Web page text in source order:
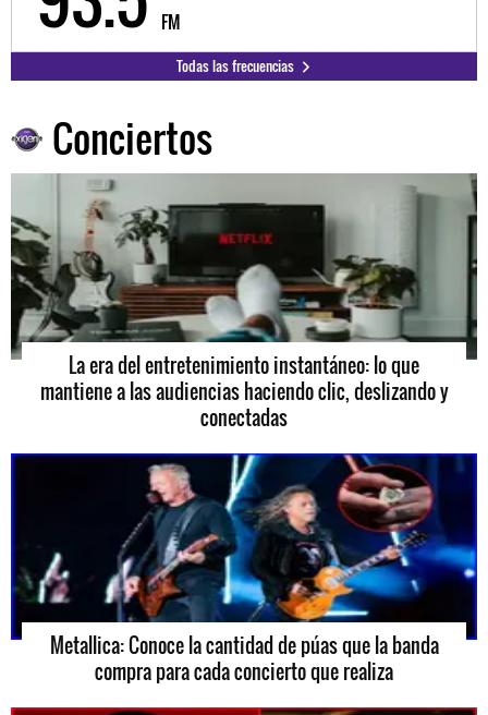
FM
Todas las frecuencias
Conciertos
La era del entretenimiento instantáneo: lo que
mantiene a las audiencias haciendo clic, deslizando y
conectadas
Metallica: Conoce la cantidad de púas que la banda
compra para cada concierto que realiza